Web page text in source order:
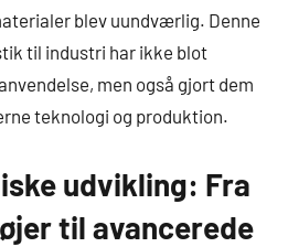
blev uundværlig. Denne
til industri har ikke blot
men også gjort dem
teknologi og produktion.
udvikling: Fra
til avancerede